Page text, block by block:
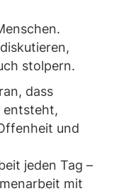
stolpern.
dass
entsteht,
und
jeden Tag –
mit